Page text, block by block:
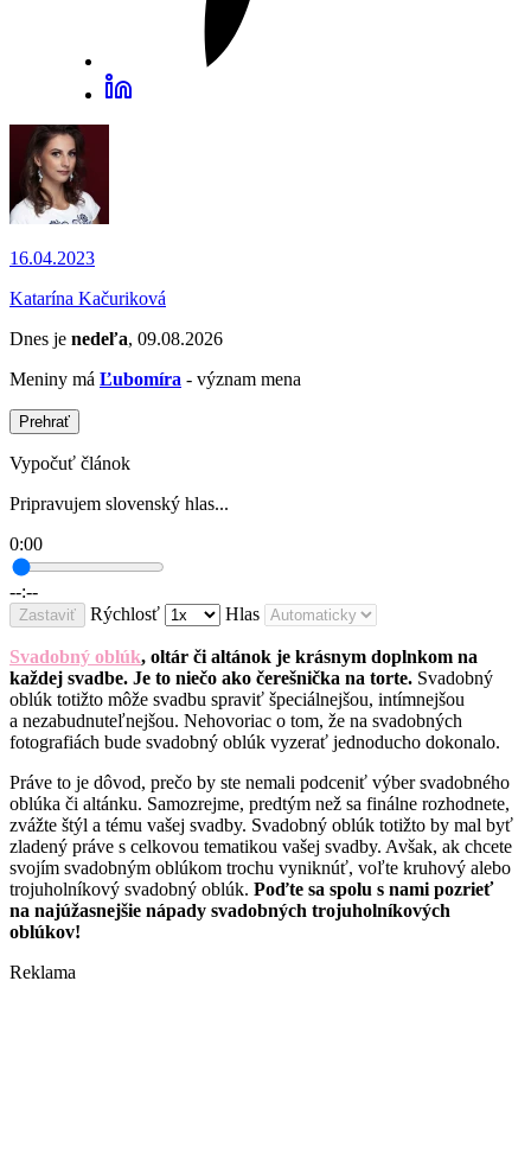
16.04.2023
Katarína Kačuriková
Dnes je nedeľa, 09.08.2026
Meniny má Ľubomíra - význam mena
Prehrať
Vypočuť článok
Pripravujem slovenský hlas...
0:00
--:--
Zastaviť Rýchlosť Hlas
Svadobný oblúk, oltár či altánok je krásnym doplnkom na
každej svadbe. Je to niečo ako čerešnička na torte. Svadobný
oblúk totižto môže svadbu spraviť špeciálnejšou, intímnejšou
a nezabudnuteľnejšou. Nehovoriac o tom, že na svadobných
fotografiách bude svadobný oblúk vyzerať jednoducho dokonalo.
Práve to je dôvod, prečo by ste nemali podceniť výber svadobného
oblúka či altánku. Samozrejme, predtým než sa finálne rozhodnete,
zvážte štýl a tému vašej svadby. Svadobný oblúk totižto by mal byť
zladený práve s celkovou tematikou vašej svadby. Avšak, ak chcete
svojím svadobným oblúkom trochu vyniknúť, voľte kruhový alebo
trojuholníkový svadobný oblúk. Poďte sa spolu s nami pozrieť
na najúžasnejšie nápady svadobných trojuholníkových
oblúkov!
Reklama